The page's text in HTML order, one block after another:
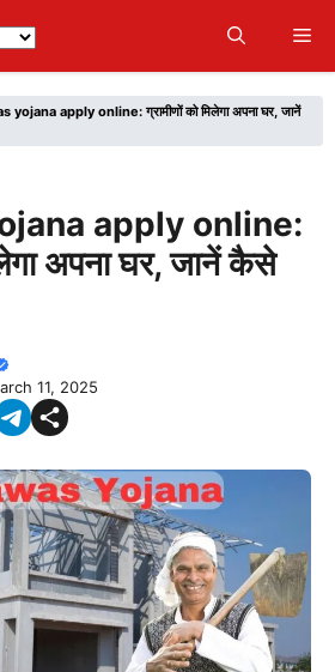
yojana apply online: ग्रामीणों को मिलेगा अपना घर, जानें
apply online:
अपना घर, जानें कैसे
11, 2025